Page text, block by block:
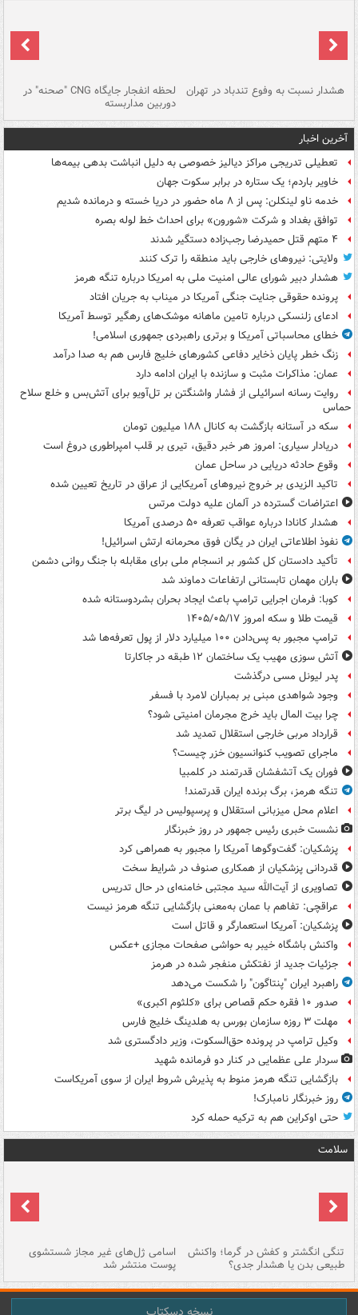
هشدار نسبت به وفوع تندباد در تهران لحظه انفجار جایگاه CNG "صحنه" در
دوربین مداربسته
آخرین اخبار
تعطیلی تدریجی مراکز دیالیز خصوصی به دلیل انباشت بدهی بیمه‌ها
خاویر باردم؛ یک ستاره در برابر سکوت جهان
خدمه ناو لینکلن: پس از ۸ ماه حضور در دریا خسته و درمانده‌ شدیم
توافق بغداد و شرکت «شورون» برای احداث خط لوله بصره
۴ متهم قتل حمیدرضا رجب‌زاده دستگیر شدند
ولایتی: نیروهای خارجی باید منطقه را ترک کنند
هشدار دبیر شورای عالی امنیت ملی به امریکا درباره تنگه هرمز
پرونده حقوقی جنایت جنگی آمریکا در میناب به جریان افتاد
ادعای زلنسکی درباره تامین ماهانه موشک‌های رهگیر توسط آمریکا
خطای محاسباتی آمریکا و برتری راهبردی جمهوری اسلامی!
زنگ خطر پایان ذخایر دفاعی کشورهای خلیج فارس هم به صدا درآمد
عمان: مذاکرات مثبت و سازنده با ایران ادامه دارد
روایت رسانه اسرائیلی از فشار واشنگتن بر تل‌آویو برای آتش‌بس و خلع سلاح
حماس
سکه در آستانه بازگشت به کانال ۱۸۸ میلیون تومان
دریادار سیاری: امروز هر خبر دقیق، تیری بر قلب امپراطوری دروغ است
وقوع حادثه دریایی در ساحل عمان
تاکید الزیدی بر خروج نیروهای آمریکایی از عراق در تاریخ تعیین شده
اعتراضات گسترده در آلمان علیه دولت مرتس
هشدار کانادا درباره عواقب تعرفه ۵۰ درصدی آمریکا
نفوذ اطلاعاتی ایران در یگان فوق محرمانه ارتش اسرائیل!
تأکید دادستان کل کشور بر انسجام ملی برای مقابله با جنگ روانی دشمن
باران مهمان تابستانی ارتفاعات دماوند شد
کوبا: فرمان اجرایی ترامپ باعث ایجاد بحران بشردوستانه شده
قیمت طلا و سکه امروز ۱۴۰۵/۰۵/۱۷
ترامپ مجبور به پس‌دادن ۱۰۰ میلیارد دلار از پول تعرفه‌ها شد
آتش سوزی مهیب یک ساختمان ۱۲ طبقه در جاکارتا
پدر لیونل مسی درگذشت
وجود شواهدی مبنی بر بمباران لامرد با فسفر
چرا بیت المال باید خرج مجرمان امنیتی شود؟
قرارداد مربی خارجی استقلال تمدید شد
ماجرای تصویب کنوانسیون خزر چیست؟
فوران یک آتشفشان قدرتمند در کلمبیا
تنگه هرمز، برگ برنده ایران قدرتمند!
اعلام محل میزبانی استقلال و پرسپولیس در لیگ برتر
نشست خبری رئیس جمهور در روز خبرنگار
پزشکیان: گفت‌وگوها آمریکا را مجبور به همراهی کرد
قدردانی پزشکیان از همکاری صنوف در شرایط سخت
تصاویری از آیت‌الله سید مجتبی خامنه‌ای در حال تدریس
عراقچی: تفاهم با عمان به‌معنی بازگشایی تنگه هرمز نیست
پزشکیان: آمریکا استعمارگر و قاتل است
واکنش باشگاه خیبر به حواشی صفحات مجازی +عکس
جزئیات جدید از نفتکش منفجر شده در هرمز
راهبرد ایران "پنتاگون" را شکست می‌دهد
صدور ۱۰ فقره حکم قصاص برای «کلثوم اکبری»
مهلت ۳ روزه سازمان بورس به هلدینگ خلیج فارس
وکیل ترامپ در پرونده حق‌السکوت، وزیر دادگستری شد
سردار علی عظمایی در کنار دو فرمانده شهید
بازگشایی تنگه هرمز منوط به پذیرش شروط ایران از سوی آمریکاست
روز خبرنگار نامبارک!
حتی اوکراین هم به ترکیه حمله کرد
سلامت
تنگی انگشتر و کفش در گرما؛ واکنش
طبیعی بدن یا هشدار جدی؟
اسامی ژل‌های غیر مجاز شستشوی
پوست منتشر شد